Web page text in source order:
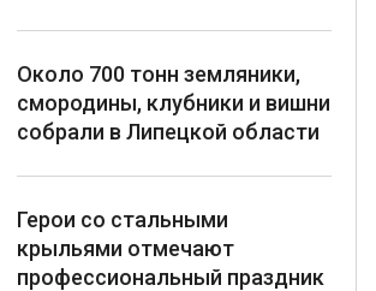
Около 700 тонн земляники,
смородины, клубники и вишни
собрали в Липецкой области
Герои со стальными
крыльями отмечают
профессиональный праздник